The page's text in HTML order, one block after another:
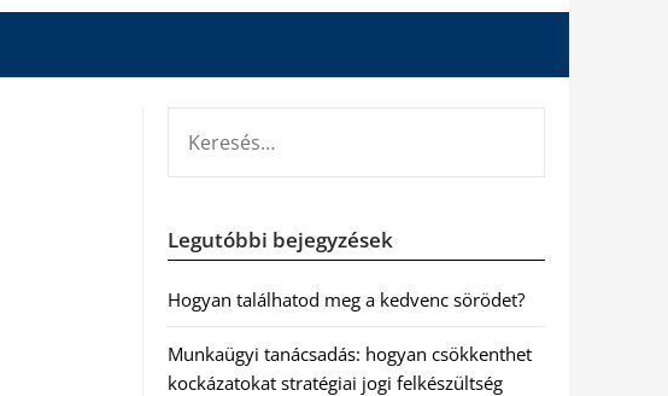
Legutóbbi bejegyzések
Hogyan találhatod meg a kedvenc sörödet?
Munkaügyi tanácsadás: hogyan csökkenthet
kockázatokat stratégiai jogi felkészültség